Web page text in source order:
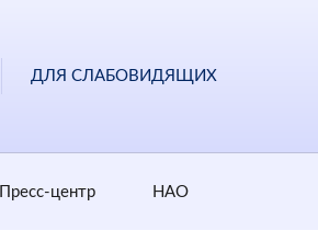
ДЛЯ СЛАБОВИДЯЩИХ
Пресс-центр НАО